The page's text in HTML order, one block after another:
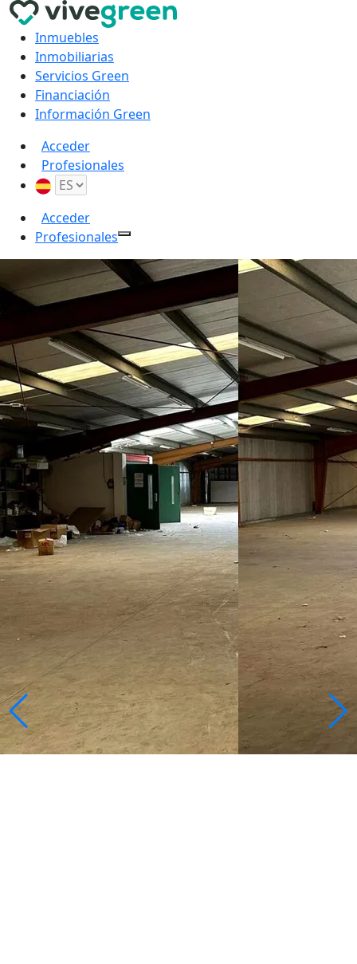
Inmuebles
Inmobiliarias
Servicios Green
Financiación
Información Green
Acceder
Profesionales
Acceder
Profesionales